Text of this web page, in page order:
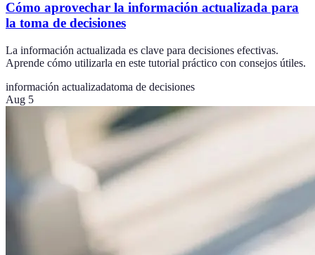
Cómo aprovechar la información actualizada para
la toma de decisiones
La información actualizada es clave para decisiones efectivas.
Aprende cómo utilizarla en este tutorial práctico con consejos útiles.
información actualizadatoma de decisiones
Aug 5